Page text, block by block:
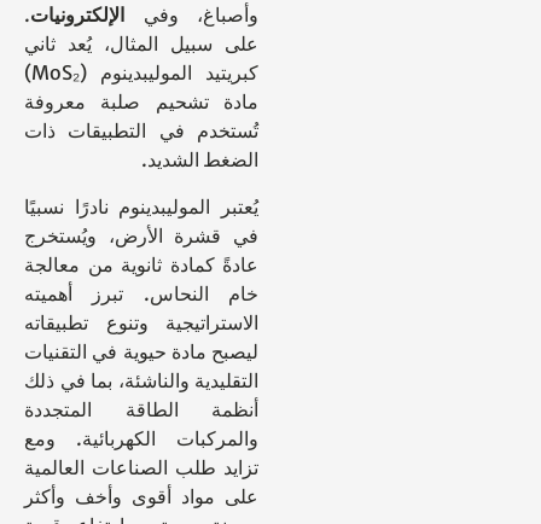
وأصباغ، وفي
الإلكترونيات.
على سبيل المثال، يُعد ثاني
مادة تشحيم صلبة معروفة
تُستخدم في التطبيقات ذات
الضغط الشديد.
يُعتبر الموليبدينوم نادرًا نسبيًا
في قشرة الأرض، ويُستخرج
عادةً كمادة ثانوية من معالجة
خام النحاس. تبرز أهميته
الاستراتيجية وتنوع تطبيقاته
ليصبح مادة حيوية في التقنيات
التقليدية والناشئة، بما في ذلك
أنظمة الطاقة المتجددة
والمركبات الكهربائية. ومع
تزايد طلب الصناعات العالمية
على مواد أقوى وأخف وأكثر